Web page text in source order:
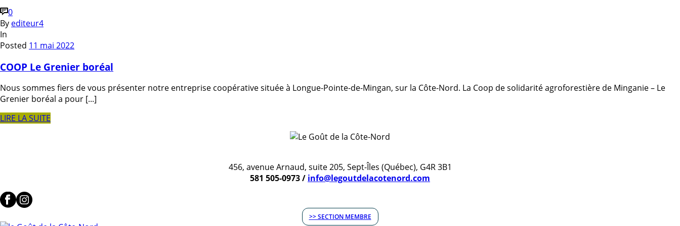
0
By editeur4
In
Posted 11 mai 2022
COOP Le Grenier boréal
Nous sommes fiers de vous présenter notre entreprise coopérative située à Longue-Pointe-de-Mingan, sur la Côte-Nord. La Coop de solidarité agroforestière de Minganie – Le
Grenier boréal a pour [...]
LIRE LA SUITE
456, avenue Arnaud, suite 205, Sept-Îles (Québec), G4R 3B1
581 505-0973 / info@legoutdelacotenord.com
>> SECTION MEMBRE